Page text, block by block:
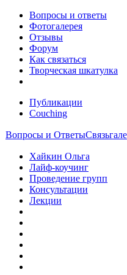
Вопросы и ответы
Фотогалерея
Отзывы
Форум
Как связаться
Творческая шкатулка
Публикации
Couching
Вопросы и ОтветыСвязь
Хайкин Ольга
Лайф-коучинг
Проведение групп
Консультации
Лекции